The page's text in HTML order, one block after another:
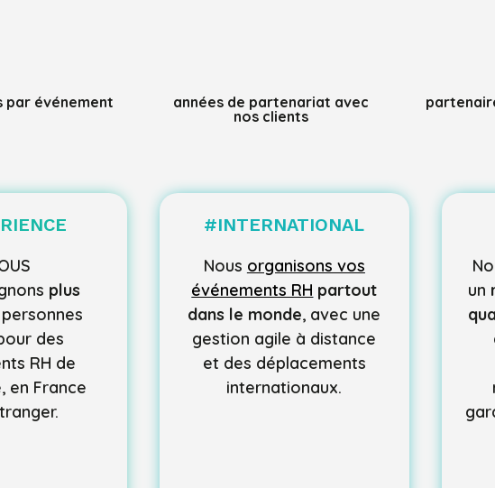
par événement
années de partenariat avec
nos clients
plus
des
RH de
en France
#INTERNATIONAL
Nous organisons vos
événements RH partout
dans le monde, avec une
gestion agile à distance
et des déplacements
internationaux.
un